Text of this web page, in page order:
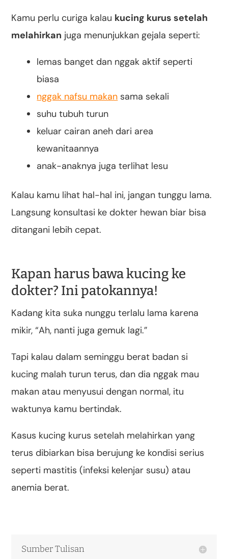
Kamu perlu curiga kalau kucing kurus setelah
melahirkan juga menunjukkan gejala seperti:
lemas banget dan nggak aktif seperti
biasa
nggak nafsu makan sama sekali
suhu tubuh turun
keluar cairan aneh dari area
kewanitaannya
anak-anaknya juga terlihat lesu
Kalau kamu lihat hal-hal ini, jangan tunggu lama.
Langsung konsultasi ke dokter hewan biar bisa
ditangani lebih cepat.
Kapan harus bawa kucing ke
dokter? Ini patokannya!
Kadang kita suka nunggu terlalu lama karena
mikir, “Ah, nanti juga gemuk lagi.”
Tapi kalau dalam seminggu berat badan si
kucing malah turun terus, dan dia nggak mau
makan atau menyusui dengan normal, itu
waktunya kamu bertindak.
Kasus kucing kurus setelah melahirkan yang
terus dibiarkan bisa berujung ke kondisi serius
seperti mastitis (infeksi kelenjar susu) atau
anemia berat.
Sumber Tulisan